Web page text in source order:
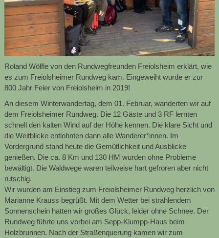
Roland Wölfle von den Rundwegfreunden Freiolsheim erklärt, wie
es zum Freiolsheimer Rundweg kam. Eingeweiht wurde er zur
800 Jahr Feier von Freiolsheim in 2019!
An diesem Winterwandertag, dem 01. Februar, wanderten wir auf
dem Freiolsheimer Rundweg. Die 12 Gäste und 3 RF lernten
schnell den kalten Wind auf der Höhe kennen. Die klare Sicht und
die Weitblicke entlohnten dann alle Wanderer*innen. Im
Vordergrund stand heute die Gemütlichkeit und Ausblicke
genießen. Die ca. 8 Km und 130 HM wurden ohne Probleme
bewältigt. Die Waldwege waren teilweise hart gefroren aber nicht
rutschig.
Wir wurden am Einstieg zum Freiolsheimer Rundweg herzlich von
Marianne Krauss begrüßt. Mit dem Wetter bei strahlendem
Sonnenschein hatten wir großes Glück, leider ohne Schnee. Der
Rundweg führte uns vorbei am Sepp-Klumpp-Haus beim
Holzbrunnen. Nach der Straßenquerung kamen wir zum